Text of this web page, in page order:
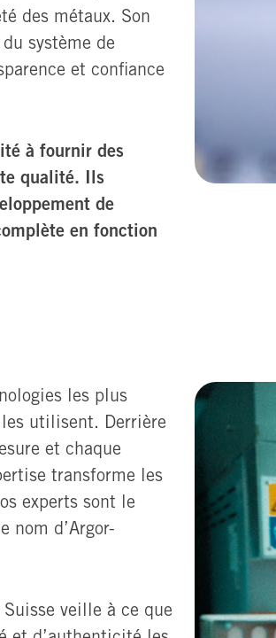
des métaux. Son
système de
et confiance
à fournir des
qualité. Ils
de
en fonction
les plus
utilisent. Derrière
et chaque
transforme les
experts sont le
nom d’Argor-
veille à ce que